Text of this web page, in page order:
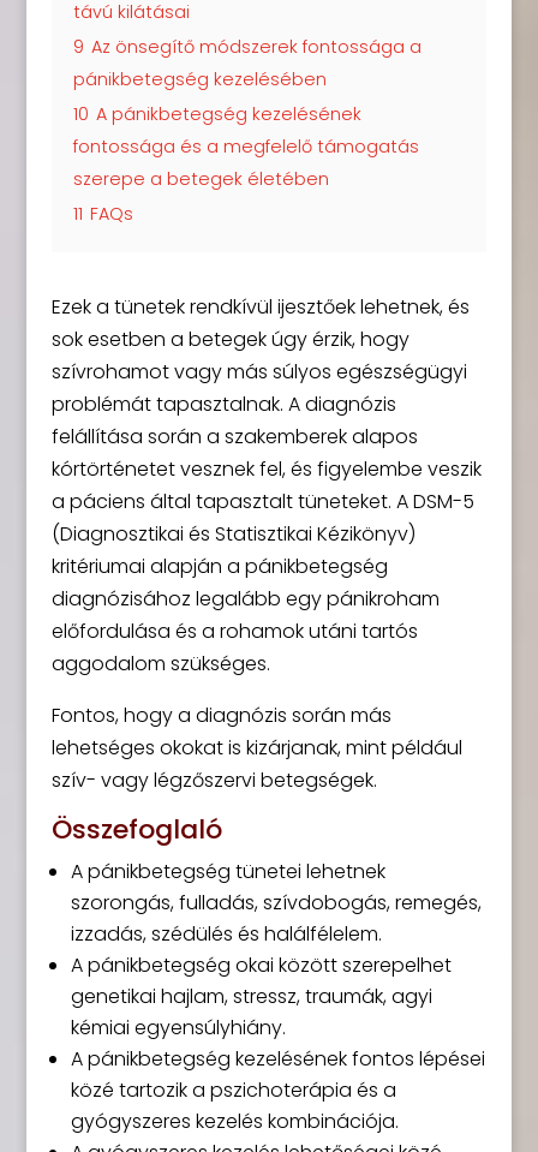
távú kilátásai
9 Az önsegítő módszerek fontossága a
pánikbetegség kezelésében
10 A pánikbetegség kezelésének
fontossága és a megfelelő támogatás
szerepe a betegek életében
11 FAQs
Ezek a tünetek rendkívül ijesztőek lehetnek, és
sok esetben a betegek úgy érzik, hogy
szívrohamot vagy más súlyos egészségügyi
problémát tapasztalnak. A diagnózis
felállítása során a szakemberek alapos
kórtörténetet vesznek fel, és figyelembe veszik
a páciens által tapasztalt tüneteket. A DSM-5
(Diagnosztikai és Statisztikai Kézikönyv)
kritériumai alapján a pánikbetegség
diagnózisához legalább egy pánikroham
előfordulása és a rohamok utáni tartós
aggodalom szükséges.
Fontos, hogy a diagnózis során más
lehetséges okokat is kizárjanak, mint például
szív- vagy légzőszervi betegségek.
Összefoglaló
A pánikbetegség tünetei lehetnek
szorongás, fulladás, szívdobogás, remegés,
izzadás, szédülés és halálfélelem.
A pánikbetegség okai között szerepelhet
genetikai hajlam, stressz, traumák, agyi
kémiai egyensúlyhiány.
A pánikbetegség kezelésének fontos lépései
közé tartozik a pszichoterápia és a
gyógyszeres kezelés kombinációja.